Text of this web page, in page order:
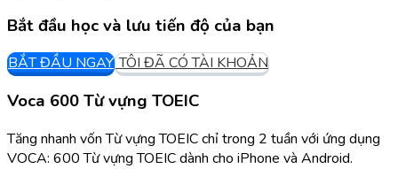
Bắt đầu học và lưu tiến độ của bạn
BẮT ĐẦU NGAY TÔI ĐÃ CÓ TÀI KHOẢN
Voca 600 Từ vựng TOEIC
Tăng nhanh vốn Từ vựng TOEIC chỉ trong 2 tuần với ứng dụng
VOCA: 600 Từ vựng TOEIC dành cho iPhone và Android.